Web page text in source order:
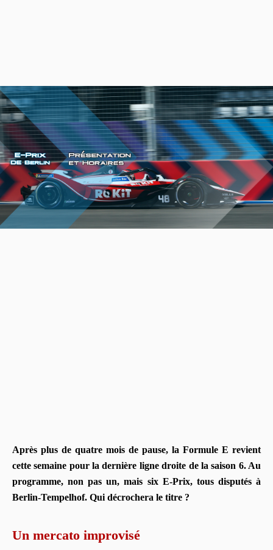
Après plus de quatre mois de pause, la Formule E revient
cette semaine pour la dernière ligne droite de la saison 6. Au
programme, non pas un, mais six E-Prix, tous disputés à
Berlin-Tempelhof. Qui décrochera le titre ?
Un mercato improvisé